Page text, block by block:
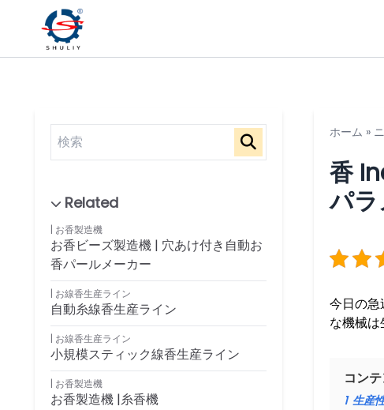
お香製造機
お香ビーズ製造機 | 穴あけ付き自動お
香パールメーカー
お線香生産ライン
自動糸線香生産ライン
お線香生産ライン
小規模スティック線香生産ライン
お香製造機
お香製造機 |糸香機
ホーム »
香
パラ
今日の
な機械は
コン
1 生産